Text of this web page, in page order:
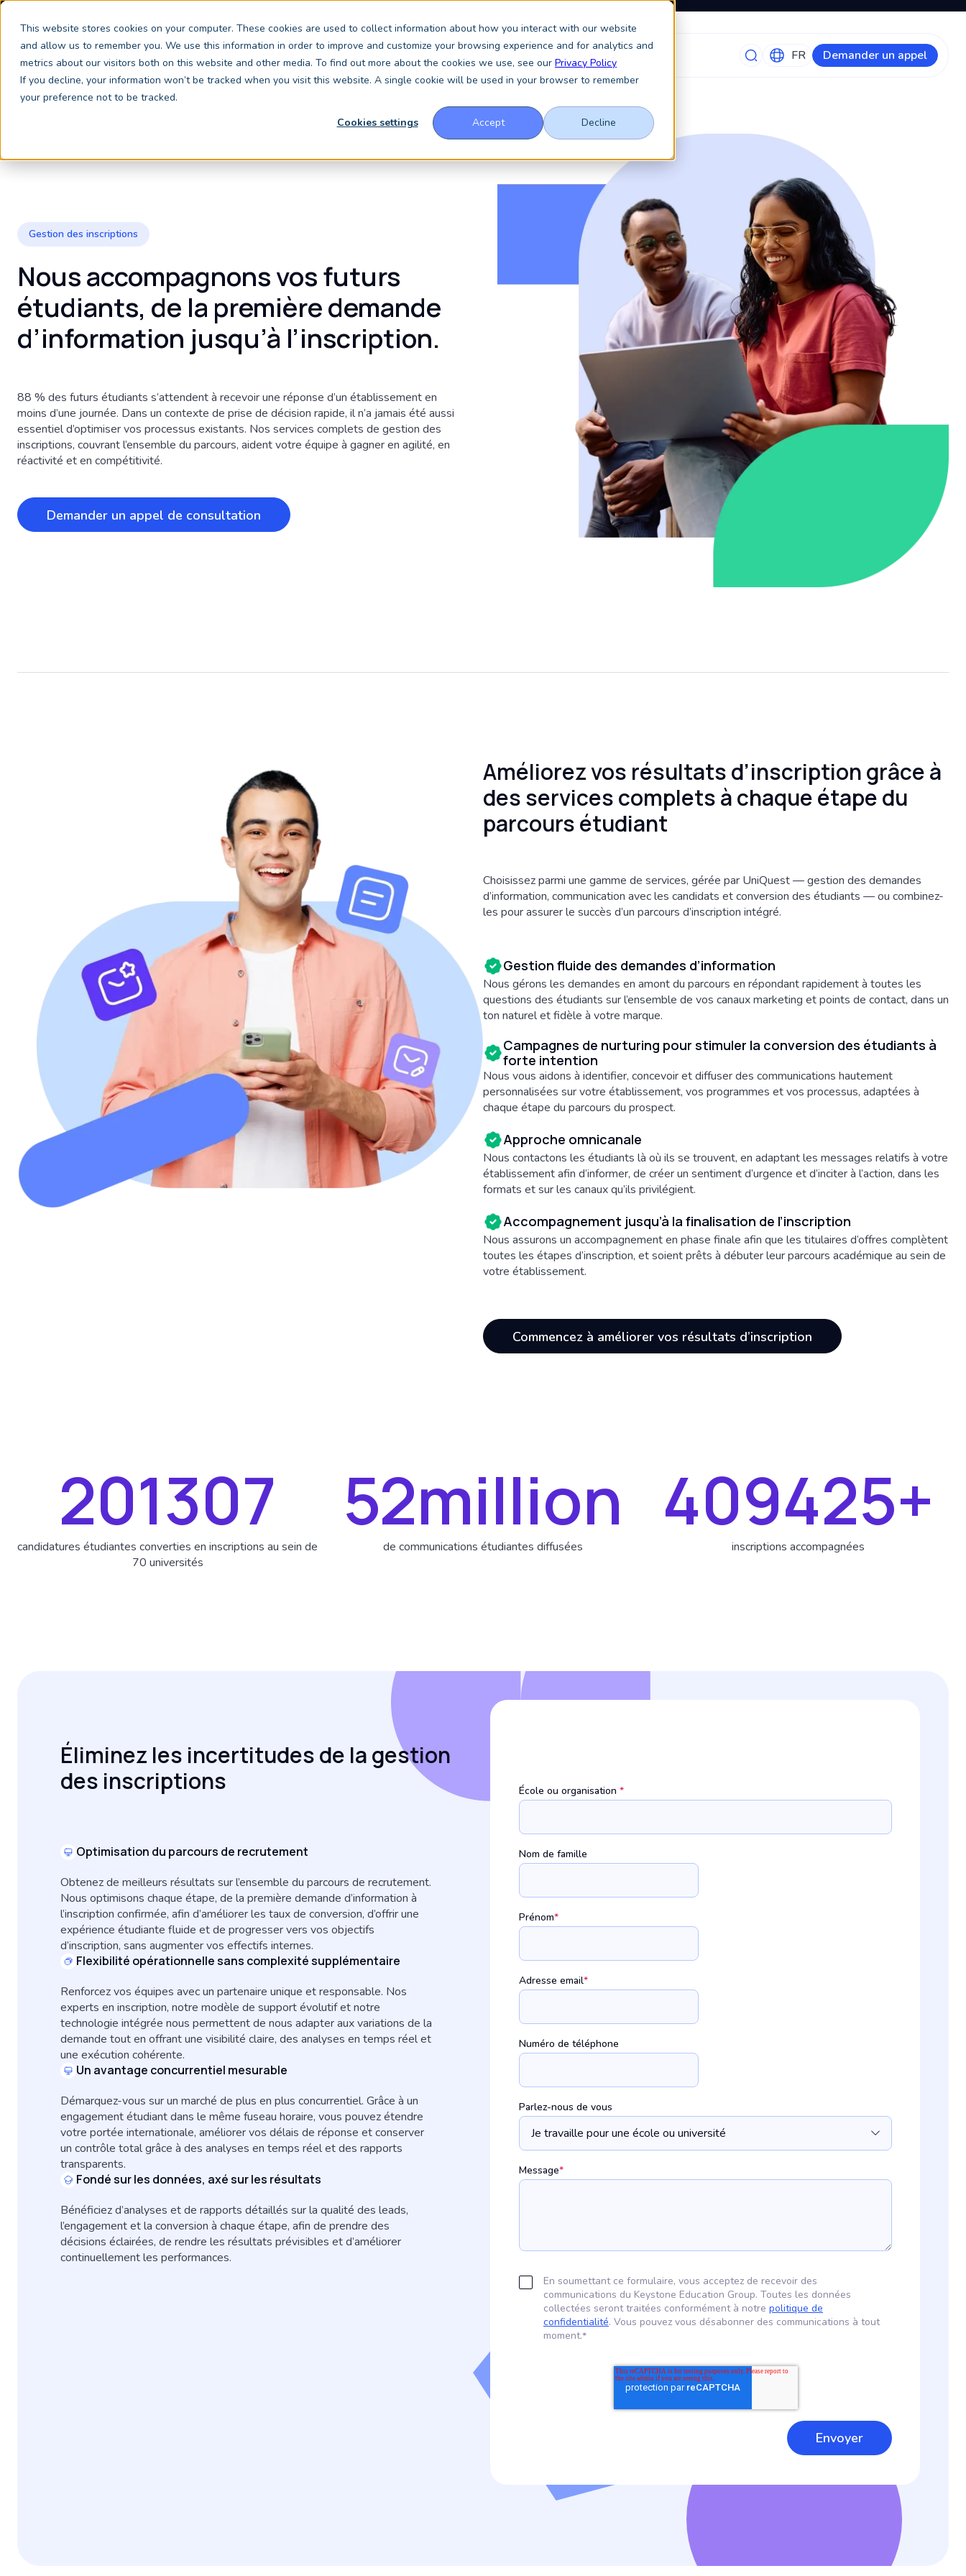
This website stores cookies on your computer. These cookies are used to collect information about how you interact with our website
and allow us to remember you. We use this information in order to improve and customize your browsing experience and for analytics and
metrics about our visitors both on this website and other media. To find out more about the cookies we use, see our Privacy Policy
If you decline, your information won’t be tracked when you visit this website. A single cookie will be used in your browser to remember
your preference not to be tracked.
Cookies settings
Accept Decline
Services Ressources Actualités et analyses Demander un appel
Gestion des inscriptions
Nous accompagnons vos futurs
étudiants, de la première demande
d’information jusqu’à l’inscription.
88 % des futurs étudiants s’attendent à recevoir une réponse d’un établissement en
moins d’une journée. Dans un contexte de prise de décision rapide, il n’a jamais été aussi
essentiel d’optimiser vos processus existants. Nos services complets de gestion des
inscriptions, couvrant l’ensemble du parcours, aident votre équipe à gagner en agilité, en
réactivité et en compétitivité.
Demander un appel de consultation
Améliorez vos résultats d’inscription grâce à
des services complets à chaque étape du
parcours étudiant
Choisissez parmi une gamme de services, gérée par UniQuest — gestion des demandes
d’information, communication avec les candidats et conversion des étudiants — ou combinez-
les pour assurer le succès d’un parcours d’inscription intégré.
Gestion fluide des demandes d’information
Nous gérons les demandes en amont du parcours en répondant rapidement à toutes les
questions des étudiants sur l’ensemble de vos canaux marketing et points de contact, dans un
ton naturel et fidèle à votre marque.
Campagnes de nurturing pour stimuler la conversion des étudiants à
forte intention
Nous vous aidons à identifier, concevoir et diffuser des communications hautement
personnalisées sur votre établissement, vos programmes et vos processus, adaptées à
chaque étape du parcours du prospect.
Approche omnicanale
Nous contactons les étudiants là où ils se trouvent, en adaptant les messages relatifs à votre
établissement afin d’informer, de créer un sentiment d’urgence et d’inciter à l’action, dans les
formats et sur les canaux qu’ils privilégient.
Accompagnement jusqu’à la finalisation de l’inscription
Nous assurons un accompagnement en phase finale afin que les titulaires d’offres complètent
toutes les étapes d’inscription, et soient prêts à débuter leur parcours académique au sein de
votre établissement.
Commencez à améliorer vos résultats d’inscription
270000
candidatures étudiantes converties en inscriptions au sein de
70 universités
70million
de communications étudiantes diffusées
550000+
inscriptions accompagnées
Éliminez les incertitudes de la gestion
des inscriptions
Optimisation du parcours de recrutement
Obtenez de meilleurs résultats sur l’ensemble du parcours de recrutement.
Nous optimisons chaque étape, de la première demande d’information à
l’inscription confirmée, afin d’améliorer les taux de conversion, d’offrir une
expérience étudiante fluide et de progresser vers vos objectifs
d’inscription, sans augmenter vos effectifs internes.
Flexibilité opérationnelle sans complexité supplémentaire
Renforcez vos équipes avec un partenaire unique et responsable. Nos
experts en inscription, notre modèle de support évolutif et notre
technologie intégrée nous permettent de nous adapter aux variations de la
demande tout en offrant une visibilité claire, des analyses en temps réel et
une exécution cohérente.
Un avantage concurrentiel mesurable
Démarquez-vous sur un marché de plus en plus concurrentiel. Grâce à un
engagement étudiant dans le même fuseau horaire, vous pouvez étendre
votre portée internationale, améliorer vos délais de réponse et conserver
un contrôle total grâce à des analyses en temps réel et des rapports
transparents.
Fondé sur les données, axé sur les résultats
Bénéficiez d’analyses et de rapports détaillés sur la qualité des leads,
l’engagement et la conversion à chaque étape, afin de prendre des
décisions éclairées, de rendre les résultats prévisibles et d’améliorer
continuellement les performances.
École ou organisation *
Nom de famille
Prénom*
Adresse email*
Numéro de téléphone
Parlez-nous de vous
Message*
En soumettant ce formulaire, vous acceptez de recevoir des
communications du Keystone Education Group. Toutes les données
collectées seront traitées conformément à notre politique de
confidentialité. Vous pouvez vous désabonner des communications à tout
moment.*